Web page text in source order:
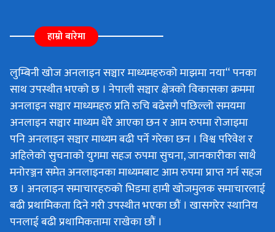
हाम्रो बारेमा
लुम्बिनी खोज अनलाइन सञ्चार माध्यमहरुको माझमा नया“ पनका
साथ उपस्थीत भएको छ । नेपाली सञ्चार क्षेत्रको विकासका क्रममा
अनलाइन सञ्चार माध्यमहरु प्रति रुचि बढेसगै पछिल्लो समयमा
अनलाइन सञ्चार माध्यम धेरै आएका छन र आम रुपमा रोजाइमा
पनि अनलाइन सञ्चार माध्यम बढी पर्ने गरेका छन । विश्व परिवेश र
अहिलेको सुचनाको युगमा सहज रुपमा सुचना, जानकारीका साथै
मनोरञ्जन समेत अनलाइनका माध्यमबाट आम रुपमा प्राप्त गर्न सहज
छ । अनलाइन समाचारहरुको भिडमा हामी खोजमुलक समाचारलाई
बढी प्रथामिकता दिने गरी उपस्थीत भएका छौं । खासगरेर स्थानिय
पनलाई बढी प्रथामिकतामा राखेका छौं ।